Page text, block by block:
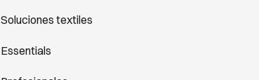
Soluciones textiles
Essentials